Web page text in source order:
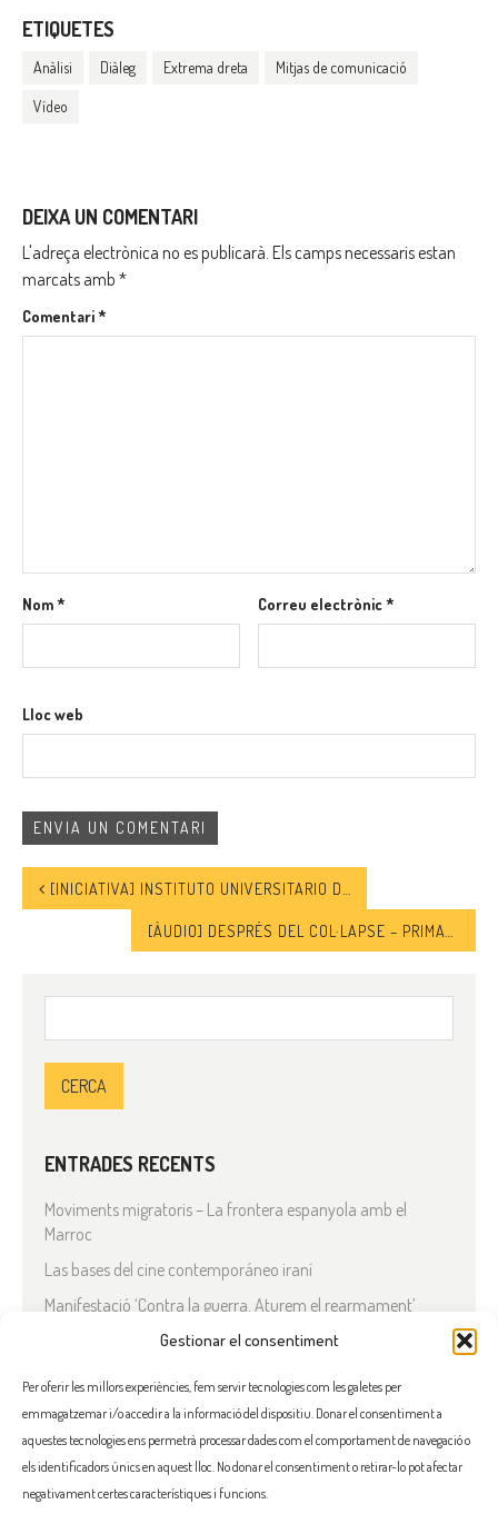
Gestionar el consentiment
Per oferir les millors experiències, fem servir tecnologies com les galetes per
emmagatzemar i/o accedir a la informació del dispositiu. Donar el consentiment a
aquestes tecnologies ens permetrà processar dades com el comportament de navegació o
els identificadors únics en aquest lloc. No donar el consentiment o retirar-lo pot afectar
negativament certes característiques i funcions.
ETIQUETES
Anàlisi Diàleg Extrema dreta Mitjas de comunicació
Vídeo
DEIXA UN COMENTARI
L'adreça electrònica no es publicarà. Els camps necessaris estan
marcats amb *
Comentari*
Nom* Correu electrònic*
Lloc web
[INICIATIVA] INSTITUTO UNIVERSITARIO DE ESTUDIOS SOBRE MIGRACIONES
ENTRADES RECENTS
Moviments migratoris – La frontera espanyola amb el
Marroc
Las bases del cine contemporáneo iraní
Manifestació ‘Contra la guerra. Aturem el rearmament’
En solidaritat amb el Líban
Què està passant a l’Iran?
COMENTARIS RECENTS